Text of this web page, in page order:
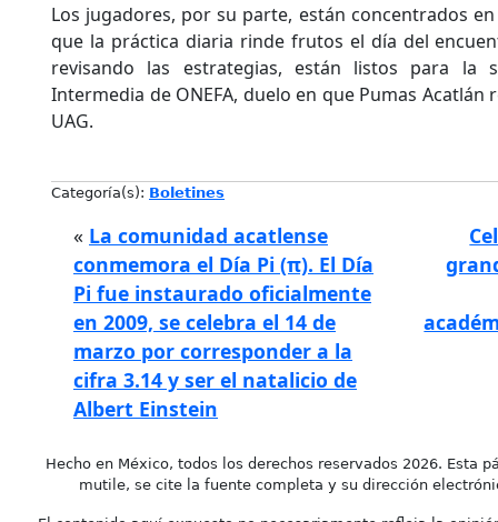
Los jugadores, por su parte, están concentrados
que la práctica diaria rinde frutos el día del
revisando las estrategias, están listos para la
Intermedia de ONEFA, duelo en que Pumas Acatlán
UAG.
Categoría(s): Boletines
« La comunidad acatlense
conmemora el Día Pi (π). El Día
Pi fue instaurado oficialmente
en 2009, se celebra el 14 de
marzo por corresponder a la
cifra 3.14 y ser el natalicio de
Albert Einstein
Hecho en México, todos los derechos reservados 2026. Esta
mutile, se cite la fuente completa y su dirección